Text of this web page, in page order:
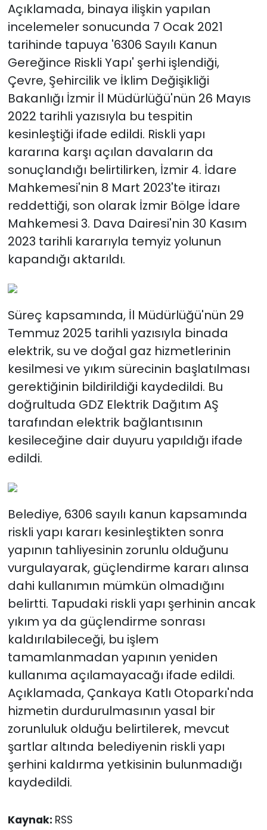
Açıklamada, binaya ilişkin yapılan
incelemeler sonucunda 7 Ocak 2021
tarihinde tapuya '6306 Sayılı Kanun
Gereğince Riskli Yapı' şerhi işlendiği,
Çevre, Şehircilik ve İklim Değişikliği
Bakanlığı İzmir İl Müdürlüğü'nün 26 Mayıs
2022 tarihli yazısıyla bu tespitin
kesinleştiği ifade edildi. Riskli yapı
kararına karşı açılan davaların da
sonuçlandığı belirtilirken, İzmir 4. İdare
Mahkemesi'nin 8 Mart 2023'te itirazı
reddettiği, son olarak İzmir Bölge İdare
Mahkemesi 3. Dava Dairesi'nin 30 Kasım
2023 tarihli kararıyla temyiz yolunun
kapandığı aktarıldı.
Süreç kapsamında, İl Müdürlüğü'nün 29
Temmuz 2025 tarihli yazısıyla binada
elektrik, su ve doğal gaz hizmetlerinin
kesilmesi ve yıkım sürecinin başlatılması
gerektiğinin bildirildiği kaydedildi. Bu
doğrultuda GDZ Elektrik Dağıtım AŞ
tarafından elektrik bağlantısının
kesileceğine dair duyuru yapıldığı ifade
edildi.
Belediye, 6306 sayılı kanun kapsamında
riskli yapı kararı kesinleştikten sonra
yapının tahliyesinin zorunlu olduğunu
vurgulayarak, güçlendirme kararı alınsa
dahi kullanımın mümkün olmadığını
belirtti. Tapudaki riskli yapı şerhinin ancak
yıkım ya da güçlendirme sonrası
kaldırılabileceği, bu işlem
tamamlanmadan yapının yeniden
kullanıma açılamayacağı ifade edildi.
Açıklamada, Çankaya Katlı Otoparkı'nda
hizmetin durdurulmasının yasal bir
zorunluluk olduğu belirtilerek, mevcut
şartlar altında belediyenin riskli yapı
şerhini kaldırma yetkisinin bulunmadığı
kaydedildi.
Kaynak: RSS